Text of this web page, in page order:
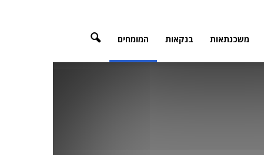
משכנתאות בנקאות המומחים